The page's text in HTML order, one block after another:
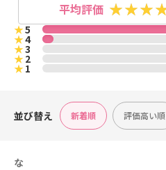
平均評価
★5
★4
★3
★2
★1
並び替え 新着順 評価高い順
な